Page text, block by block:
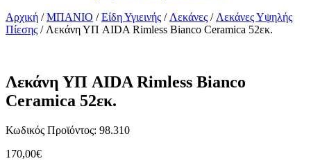
Αρχική /ΜΠΑΝΙΟ /Είδη Υγιεινής / Λεκάνες / Λεκάνες Υψηλής
Πίεσης / Λεκάνη ΥΠ AIDA Rimless Bianco Ceramica 52εκ.
Λεκάνη ΥΠ AIDA Rimless Bianco
Ceramica 52εκ.
Κωδικός Προϊόντος: 98.310
170,00€